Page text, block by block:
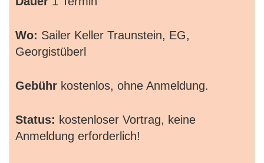
Wo: Sailer Keller Traunstein, EG,
Georgistüberl
Gebühr kostenlos, ohne Anmeldung.
Status: kostenloser Vortrag, keine
Anmeldung erforderlich!